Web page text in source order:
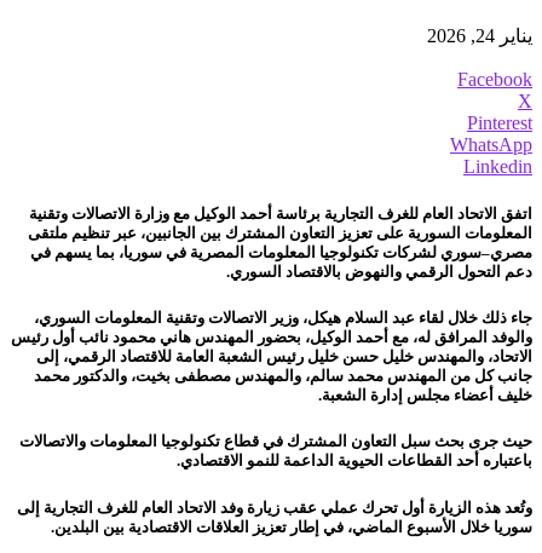
يناير 24, 2026
Facebook
X
Pinterest
WhatsApp
Linkedin
اتفق الاتحاد العام للغرف التجارية برئاسة أحمد الوكيل مع وزارة الاتصالات وتقنية
المعلومات السورية على تعزيز التعاون المشترك بين الجانبين، عبر تنظيم ملتقى
مصري–سوري لشركات تكنولوجيا المعلومات المصرية في سوريا، بما يسهم في
دعم التحول الرقمي والنهوض بالاقتصاد السوري.
جاء ذلك خلال لقاء عبد السلام هيكل، وزير الاتصالات وتقنية المعلومات السوري،
والوفد المرافق له، مع أحمد الوكيل، بحضور المهندس هاني محمود نائب أول رئيس
الاتحاد، والمهندس خليل حسن خليل رئيس الشعبة العامة للاقتصاد الرقمي، إلى
جانب كل من المهندس محمد سالم، والمهندس مصطفى بخيت، والدكتور محمد
خليف أعضاء مجلس إدارة الشعبة.
حيث جرى بحث سبل التعاون المشترك في قطاع تكنولوجيا المعلومات والاتصالات
باعتباره أحد القطاعات الحيوية الداعمة للنمو الاقتصادي.
وتُعد هذه الزيارة أول تحرك عملي عقب زيارة وفد الاتحاد العام للغرف التجارية إلى
سوريا خلال الأسبوع الماضي، في إطار تعزيز العلاقات الاقتصادية بين البلدين.